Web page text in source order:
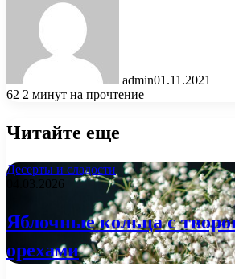
admin01.11.2021
62 2 минут на прочтение
Читайте еще
Десерты и сладости
04.03.2026
Яблочные кольца с
орехами